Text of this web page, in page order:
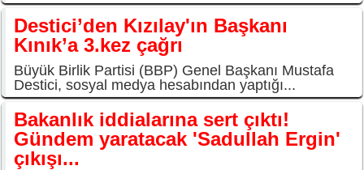
Destici’den Kızılay'ın Başkanı
Kınık’a 3.kez çağrı
Büyük Birlik Partisi (BBP) Genel Başkanı Mustafa
Destici, sosyal medya hesabından yaptığı...
Bakanlık iddialarına sert çıktı!
Gündem yaratacak 'Sadullah Ergin'
çıkışı...